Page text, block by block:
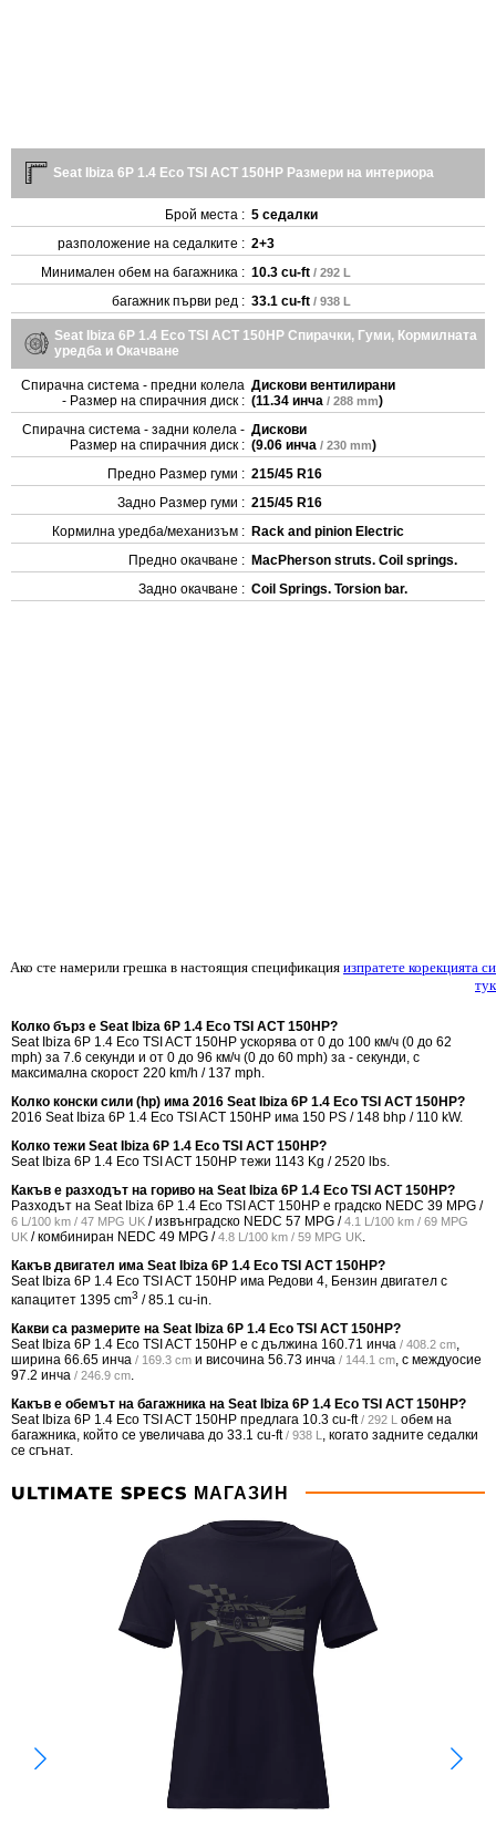
Seat Ibiza 6P 1.4 Eco TSI ACT 150HP Размери на интериора
Брой места : 5 седалки
разположение на седалките : 2+3
Минимален обем на багажника : 10.3 cu-ft / 292 L
багажник първи ред : 33.1 cu-ft / 938 L
Seat Ibiza 6P 1.4 Eco TSI ACT 150HP Спирачки, Гуми, Кормилната
уредба и Окачване
Спирачна система - предни колела
- Размер на спирачния диск :
Дискови вентилирани
(11.34 инча / 288 mm)
Спирачна система - задни колела -
Размер на спирачния диск :
Дискови
(9.06 инча / 230 mm)
Предно Размер гуми : 215/45 R16
Задно Размер гуми : 215/45 R16
Кормилна уредба/механизъм : Rack and pinion Electric
Предно окачване : MacPherson struts. Coil springs.
Задно окачване : Coil Springs. Torsion bar.
Ако сте намерили грешка в настоящия спецификация изпратете корекцията си
тук
Колко бърз е Seat Ibiza 6P 1.4 Eco TSI ACT 150HP?
Seat Ibiza 6P 1.4 Eco TSI ACT 150HP ускорява от 0 до 100 км/ч (0 до 62
mph) за 7.6 секунди и от 0 до 96 км/ч (0 до 60 mph) за - секунди, с
максимална скорост 220 km/h / 137 mph.
Колко конски сили (hp) има 2016 Seat Ibiza 6P 1.4 Eco TSI ACT 150HP?
2016 Seat Ibiza 6P 1.4 Eco TSI ACT 150HP има 150 PS / 148 bhp / 110 kW.
Колко тежи Seat Ibiza 6P 1.4 Eco TSI ACT 150HP?
Seat Ibiza 6P 1.4 Eco TSI ACT 150HP тежи 1143 Kg / 2520 lbs.
Какъв е разходът на гориво на Seat Ibiza 6P 1.4 Eco TSI ACT 150HP?
Разходът на Seat Ibiza 6P 1.4 Eco TSI ACT 150HP е градско NEDC 39 MPG /
6 L/100 km / 47 MPG UK / извънградско NEDC 57 MPG /4.1 L/100 km / 69 MPG
UK / комбиниран NEDC 49 MPG /4.8 L/100 km / 59 MPG UK
Какъв двигател има Seat Ibiza 6P 1.4 Eco TSI ACT 150HP?
Seat Ibiza 6P 1.4 Eco TSI ACT 150HP има Редови 4, Бензин двигател с
капацитет 1395 cm3 / 85.1 cu-in.
Какви са размерите на Seat Ibiza 6P 1.4 Eco TSI ACT 150HP?
Seat Ibiza 6P 1.4 Eco TSI ACT 150HP е с дължина 160.71 инча / 408.2 cm
ширина 66.65 инча / 169.3 cm и височина 56.73 инча / 144.1 cm , с междуосие
97.2 инча / 246.9 cm
Какъв е обемът на багажника на Seat Ibiza 6P 1.4 Eco TSI ACT 150HP?
Seat Ibiza 6P 1.4 Eco TSI ACT 150HP предлага 10.3 cu-ft / 292 L обем на
багажника, който се увеличава до 33.1 cu-ft / 938 L
, когато задните седалки
се сгънат.
ULTIMATE SPECS МАГАЗИН